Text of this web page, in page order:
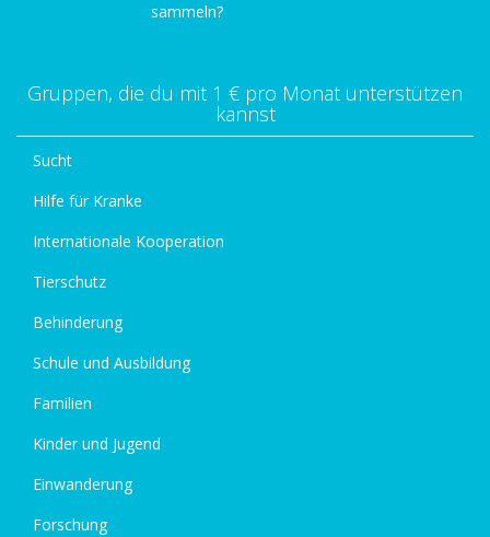
sammeln?
Gruppen, die du mit 1 € pro Monat unterstützen
kannst
Sucht
Hilfe für Kranke
Internationale Kooperation
Tierschutz
Behinderung
Schule und Ausbildung
Familien
Kinder und Jugend
Einwanderung
Forschung